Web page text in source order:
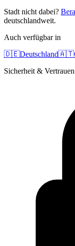
Stadt nicht dabei?
deutschlandweit.
Auch verfügbar in
🇩🇪Deutschland🇦🇹
Sicherheit & Vertrauen